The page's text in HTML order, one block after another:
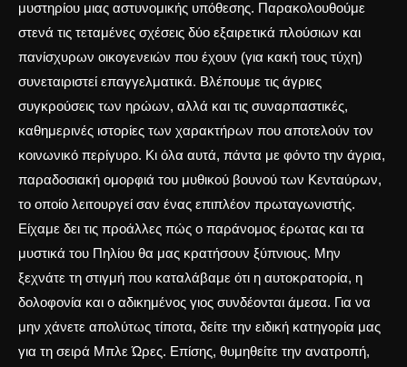
μυστηρίου μιας αστυνομικής υπόθεσης. Παρακολουθούμε
στενά τις τεταμένες σχέσεις δύο εξαιρετικά πλούσιων και
πανίσχυρων οικογενειών που έχουν (για κακή τους τύχη)
συνεταιριστεί επαγγελματικά. Βλέπουμε τις άγριες
συγκρούσεις των ηρώων, αλλά και τις συναρπαστικές,
καθημερινές ιστορίες των χαρακτήρων που αποτελούν τον
κοινωνικό περίγυρο. Κι όλα αυτά, πάντα με φόντο την άγρια,
παραδοσιακή ομορφιά του μυθικού βουνού των Κενταύρων,
το οποίο λειτουργεί σαν ένας επιπλέον πρωταγωνιστής.
Είχαμε δει τις προάλλες πώς ο παράνομος έρωτας και τα
μυστικά του Πηλίου θα μας κρατήσουν ξύπνιους. Μην
ξεχνάτε τη στιγμή που καταλάβαμε ότι η αυτοκρατορία, η
δολοφονία και ο αδικημένος γιος συνδέονται άμεσα. Για να
μην χάνετε απολύτως τίποτα, δείτε την ειδική κατηγορία μας
για τη σειρά Μπλε Ώρες. Επίσης, θυμηθείτε την ανατροπή,